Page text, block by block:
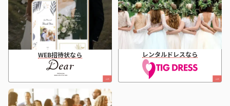
WEB招待状なら レンタルドレスなら